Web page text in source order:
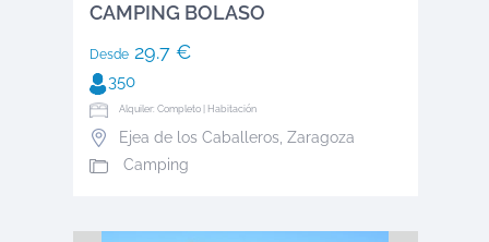
CAMPING BOLASO
Desde29.7 €
350
Alquiler: Completo | Habitación
Ejea de los Caballeros, Zaragoza
Camping